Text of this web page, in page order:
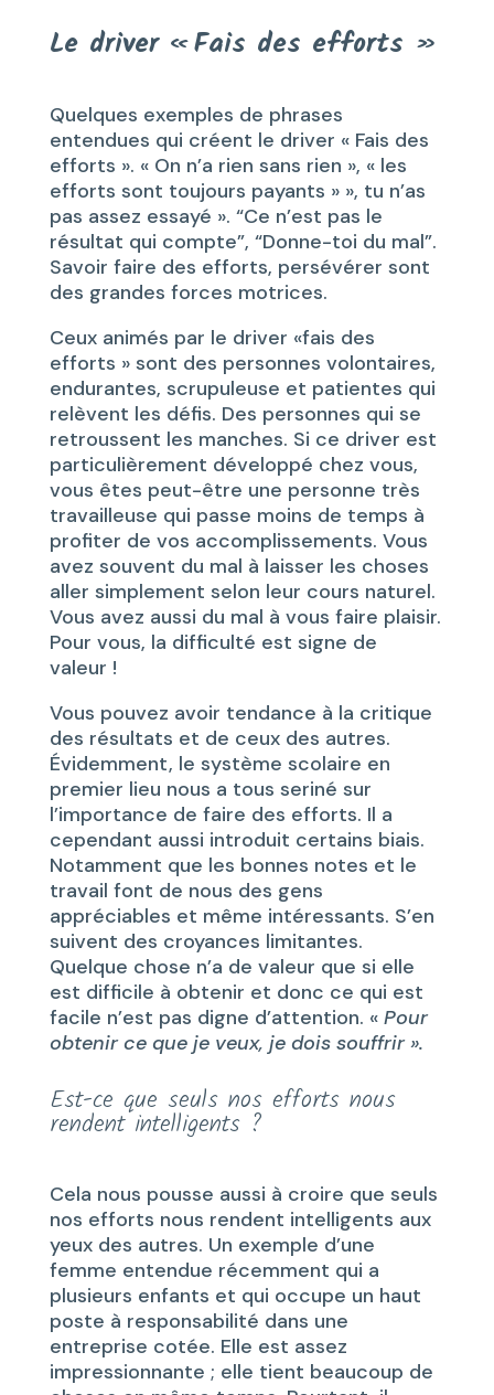
Le driver « Fais des efforts »
Quelques exemples de phrases
entendues qui créent le driver « Fais des
efforts ». « On n’a rien sans rien », « les
efforts sont toujours payants » », tu n’as
pas assez essayé ». “Ce n’est pas le
résultat qui compte”, “Donne-toi du mal”.
Savoir faire des efforts, persévérer sont
des grandes forces motrices.
Ceux animés par le driver «fais des
efforts » sont des personnes volontaires,
endurantes, scrupuleuse et patientes qui
relèvent les défis. Des personnes qui se
retroussent les manches. Si ce driver est
particulièrement développé chez vous,
vous êtes peut-être une personne très
travailleuse qui passe moins de temps à
profiter de vos accomplissements. Vous
avez souvent du mal à laisser les choses
aller simplement selon leur cours naturel.
Vous avez aussi du mal à vous faire plaisir.
Pour vous, la difficulté est signe de
valeur !
Vous pouvez avoir tendance à la critique
des résultats et de ceux des autres.
Évidemment, le système scolaire en
premier lieu nous a tous seriné sur
l’importance de faire des efforts. Il a
cependant aussi introduit certains biais.
Notamment que les bonnes notes et le
travail font de nous des gens
appréciables et même intéressants. S’en
suivent des croyances limitantes.
Quelque chose n’a de valeur que si elle
est difficile à obtenir et donc ce qui est
facile n’est pas digne d’attention. « Pour
obtenir ce que je veux, je dois souffrir ».
Est-ce que seuls nos efforts nous
rendent intelligents ?
Cela nous pousse aussi à croire que seuls
nos efforts nous rendent intelligents aux
yeux des autres. Un exemple d’une
femme entendue récemment qui a
plusieurs enfants et qui occupe un haut
poste à responsabilité dans une
entreprise cotée. Elle est assez
impressionnante ; elle tient beaucoup de